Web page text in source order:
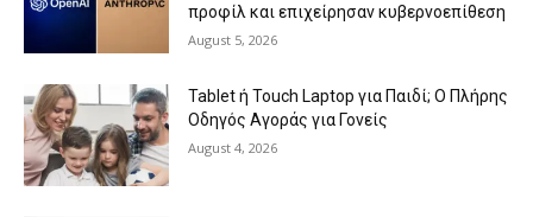
προφίλ και επιχείρησαν κυβερνοεπίθεση
August 5, 2026
Tablet ή Touch Laptop για Παιδί; Ο Πλήρης
Οδηγός Αγοράς για Γονείς
August 4, 2026